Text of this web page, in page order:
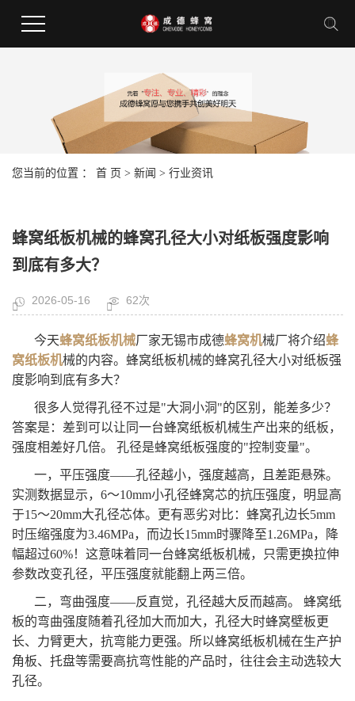
您当前的位置 ： 首 页 > 新闻 > 行业资讯
蜂窝纸板机械的蜂窝孔径大小对纸板强度影响
到底有多大？
2026-05-16 62次
今天蜂窝纸板机械厂家无锡市成德蜂窝机械厂将介绍蜂
窝纸板机械的内容。蜂窝纸板机械的蜂窝孔径大小对纸板强
度影响到底有多大？
很多人觉得孔径不过是"大洞小洞"的区别，能差多少？
答案是：差到可以让同一台蜂窝纸板机械生产出来的纸板，
强度相差好几倍。 孔径是蜂窝纸板强度的"控制变量"。
一，平压强度——孔径越小，强度越高，且差距悬殊。
实测数据显示，6～10mm小孔径蜂窝芯的抗压强度，明显高
于15～20mm大孔径芯体。更有恶劣对比：蜂窝孔边长5mm
时压缩强度为3.46MPa，而边长15mm时骤降至1.26MPa，降
幅超过60%！这意味着同一台蜂窝纸板机械，只需更换拉伸
参数改变孔径，平压强度就能翻上两三倍。
二，弯曲强度——反直觉，孔径越大反而越高。 蜂窝纸
板的弯曲强度随着孔径加大而加大，孔径大时蜂窝壁板更
长、力臂更大，抗弯能力更强。所以蜂窝纸板机械在生产护
角板、托盘等需要高抗弯性能的产品时，往往会主动选较大
孔径。